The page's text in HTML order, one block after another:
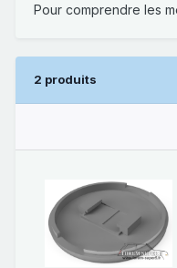
Pour comprendre les
2 produits